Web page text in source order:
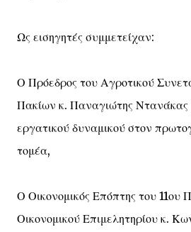
Ως εισηγητές συμμετείχαν:
Ο Πρόεδρος του Αγροτικού
Πακίων κ. Παναγιώτης Ντανάκας
εργατικού δυναμικού στον
τομέα,
Ο Οικονομικός Επόπτης του 11ου
Οικονομικού Επιμελητηρίου κ.